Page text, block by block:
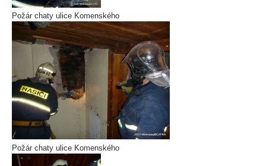
Požár chaty ulice Komenského
Požár chaty ulice Komenského